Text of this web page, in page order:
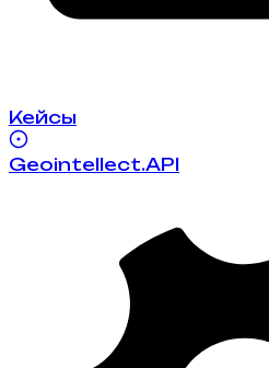
Кейсы
Geointellect.API